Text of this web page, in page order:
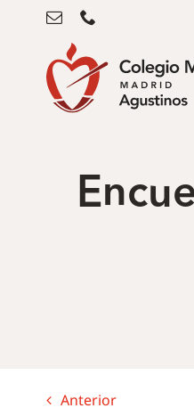
contenido
Anterior